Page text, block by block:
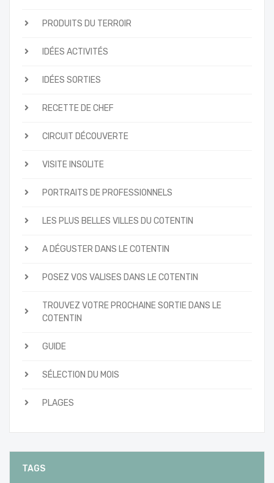
PRODUITS DU TERROIR
IDÉES ACTIVITÉS
IDÉES SORTIES
RECETTE DE CHEF
CIRCUIT DÉCOUVERTE
VISITE INSOLITE
PORTRAITS DE PROFESSIONNELS
LES PLUS BELLES VILLES DU COTENTIN
A DÉGUSTER DANS LE COTENTIN
POSEZ VOS VALISES DANS LE COTENTIN
TROUVEZ VOTRE PROCHAINE SORTIE DANS LE
COTENTIN
GUIDE
SÉLECTION DU MOIS
PLAGES
TAGS